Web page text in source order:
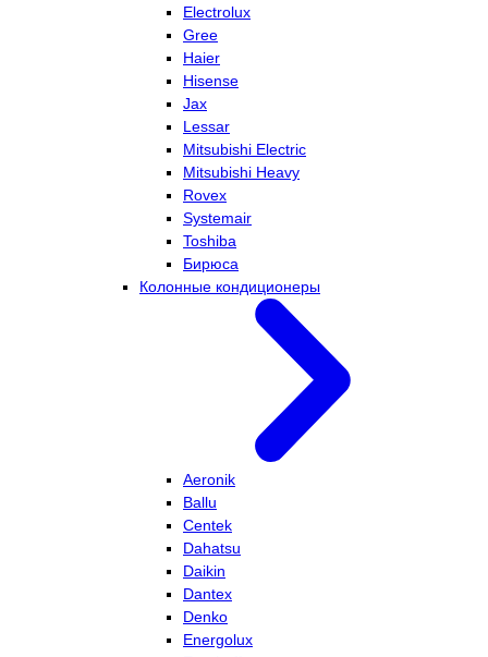
Electrolux
Gree
Haier
Hisense
Jax
Lessar
Mitsubishi Electric
Mitsubishi Heavy
Rovex
Systemair
Toshiba
Бирюса
Колонные кондиционеры
Aeronik
Ballu
Centek
Dahatsu
Daikin
Dantex
Denko
Energolux